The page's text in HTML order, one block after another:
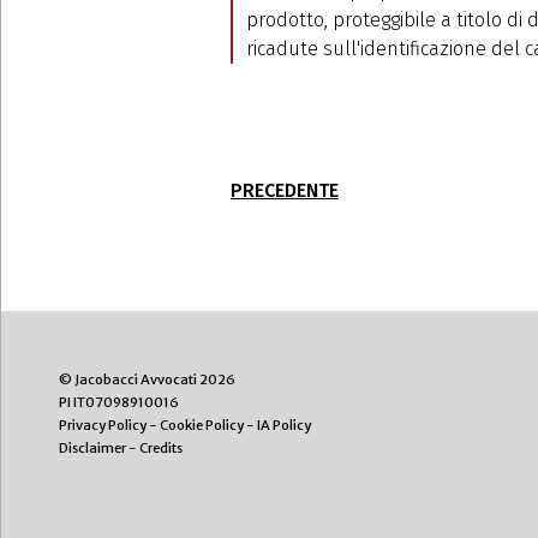
prodotto, proteggibile a titolo di
ricadute sull'identificazione del
PRECEDENTE
© Jacobacci Avvocati 2026
PI IT07098910016
Privacy Policy- Cookie Policy- IA Policy
Disclaimer- Credits